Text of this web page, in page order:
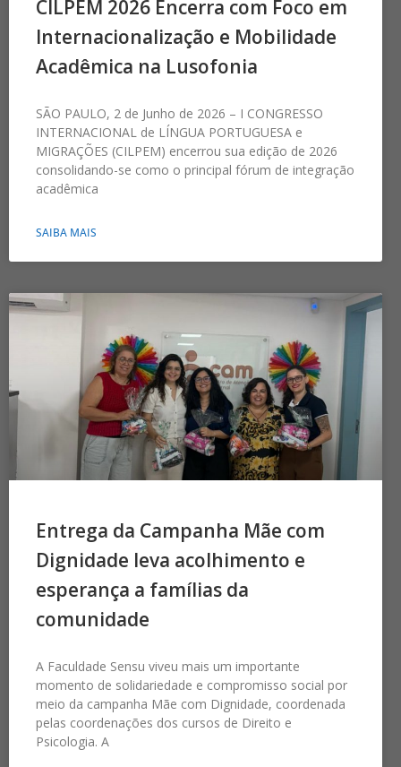
CILPEM 2026 Encerra com Foco em
Internacionalização e Mobilidade
Acadêmica na Lusofonia
SÃO PAULO, 2 de Junho de 2026 – I CONGRESSO
INTERNACIONAL de LÍNGUA PORTUGUESA e
MIGRAÇÕES (CILPEM) encerrou sua edição de 2026
consolidando-se como o principal fórum de integração
acadêmica
SAIBA MAIS
Entrega da Campanha Mãe com
Dignidade leva acolhimento e
esperança a famílias da
comunidade
A Faculdade Sensu viveu mais um importante
momento de solidariedade e compromisso social por
meio da campanha Mãe com Dignidade, coordenada
pelas coordenações dos cursos de Direito e
Psicologia. A